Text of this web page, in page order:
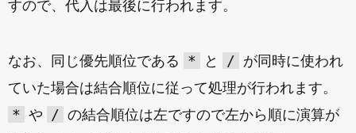
すので、代入は最後に行われます。
なお、同じ優先順位である * と / が同時に使われ
ていた場合は結合順位に従って処理が行われます。
* や / の結合順位は左ですので左から順に演算が